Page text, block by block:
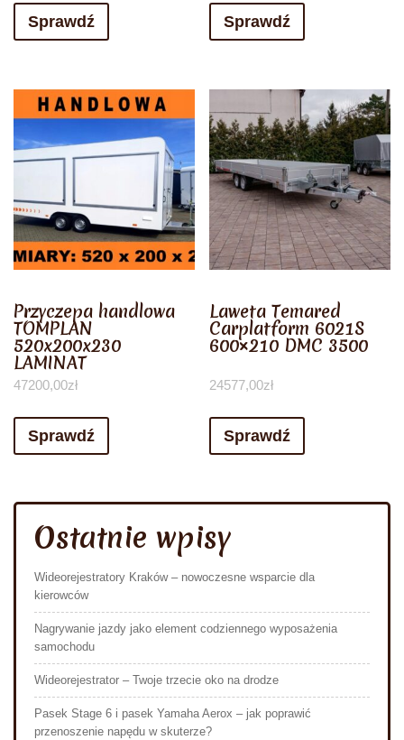
Sprawdź Sprawdź
Przyczepa handlowa
TOMPLAN
520x200x230
LAMINAT
47200,00zł
Sprawdź
Laweta Temared
Carplatform 6021S
600×210 DMC 3500
24577,00zł
Sprawdź
Ostatnie wpisy
Wideorejestratory Kraków – nowoczesne wsparcie dla
kierowców
Nagrywanie jazdy jako element codziennego wyposażenia
samochodu
Wideorejestrator – Twoje trzecie oko na drodze
Pasek Stage 6 i pasek Yamaha Aerox – jak poprawić
przenoszenie napędu w skuterze?